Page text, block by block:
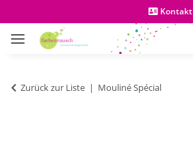
Kontakt
Zurück zur Liste Mouliné Spécial